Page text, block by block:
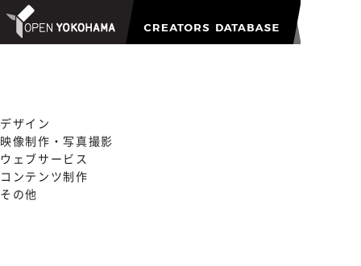
デザイン
映像制作・写真撮影
ウェブサービス
コンテンツ制作
その他